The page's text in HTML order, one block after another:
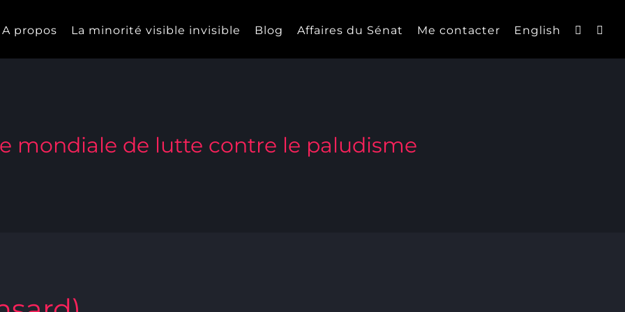
A propos La minorité visible invisible Blog Affaires du Sénat Me contacter English
mondiale de lutte contre le paludisme